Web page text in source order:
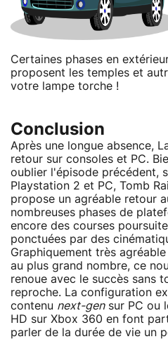
Certaines phases en
proposent les temples et
votre lampe torche !
Conclusion
Après une longue absence,
retour sur consoles et PC.
oublier l'épisode précédent,
Playstation 2 et PC, Tomb
propose un agréable retour
nombreuses phases de
encore des courses
ponctuées par des
Graphiquement très
au plus grand nombre, ce
renoue avec le succès sans
reproche. La configuration
contenu next-gensur PC ou
HD sur Xbox 360 en font
parler de la durée de vie un